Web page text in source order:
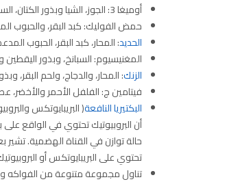
أوميغا 3: الجوز، الشيا وبذور الكتان، السلمون، السردين
حمض الفوليك: كبد البقر، والحبوب
الحديد: المحار، كبد البقر، الحبوب
المغنيسيوم: السبانخ، وبذور اليقطين و
الزنك: المحار، والدجاج، ولحم البقر،
فيتامين ج: الفلفل الأحمر والأخضر،
البكتيريا النافعة( البريبايوتكس
أن البروبيوتيك تحتوي في الواقع على
حالة توازن في القناة الهضمية. تشير
تحتوي على البريبايوتكس أو
تناول مجموعة متنوعة من الفواكه